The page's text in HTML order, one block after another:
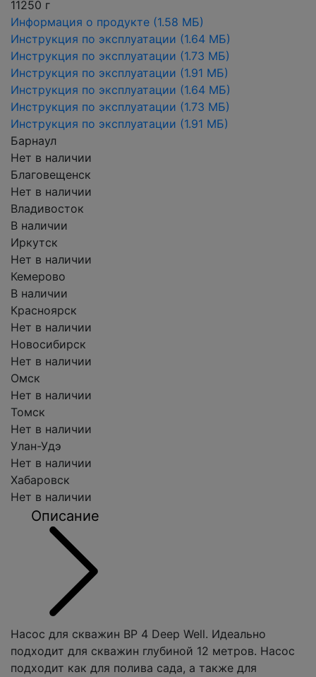
11250 г
Информация о продукте (1.58 МБ)
Инструкция по эксплуатации (1.64 МБ)
Инструкция по эксплуатации (1.73 МБ)
Инструкция по эксплуатации (1.91 МБ)
Инструкция по эксплуатации (1.64 МБ)
Инструкция по эксплуатации (1.73 МБ)
Инструкция по эксплуатации (1.91 МБ)
Барнаул
Нет в наличии
Благовещенск
Нет в наличии
Владивосток
В наличии
Иркутск
Нет в наличии
Кемерово
В наличии
Красноярск
Нет в наличии
Новосибирск
Нет в наличии
Омск
Нет в наличии
Томск
Нет в наличии
Улан-Удэ
Нет в наличии
Хабаровск
Нет в наличии
Описание
Насос для скважин ВР 4 Deep Well. Идеально
подходит для cкважин глубиной 12 метров. Насос
подходит как для полива сада, а также для